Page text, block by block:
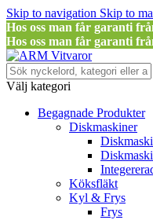
Skip to navigation Skip to
Hos oss man får garanti
Hos oss man får garanti
Välj kategori
Begagnade Produkter
Diskmaskiner
Köksfläkt
Kyl & Frys
Frys